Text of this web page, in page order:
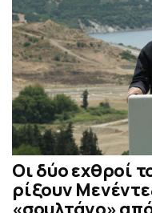
Οι δύο εχθροί
ρίξουν